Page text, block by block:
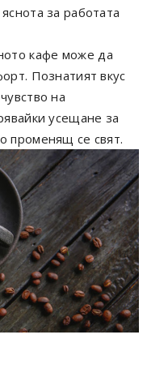
за работата
кафе може да
Познатият вкус
на
усещане за
променящ се свят.